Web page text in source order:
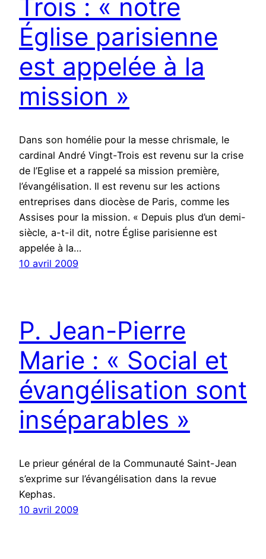
Trois : « notre
Église parisienne
est appelée à la
mission »
Dans son homélie pour la messe chrismale, le
cardinal André Vingt-Trois est revenu sur la crise
de l’Eglise et a rappelé sa mission première,
l’évangélisation. Il est revenu sur les actions
entreprises dans diocèse de Paris, comme les
Assises pour la mission. « Depuis plus d’un demi-
siècle, a-t-il dit, notre Église parisienne est
appelée à la…
10 avril 2009
P. Jean-Pierre
Marie : « Social et
évangélisation sont
inséparables »
Le prieur général de la Communauté Saint-Jean
s’exprime sur l’évangélisation dans la revue
Kephas.
10 avril 2009